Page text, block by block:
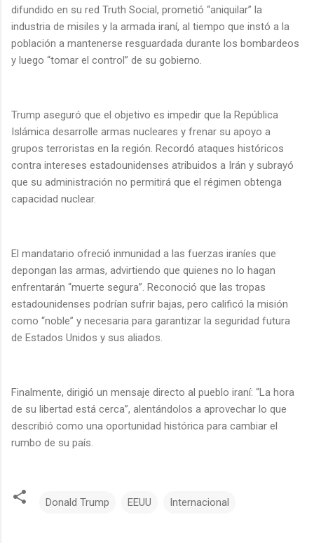
difundido en su red Truth Social, prometió “aniquilar” la
industria de misiles y la armada iraní, al tiempo que instó a la
población a mantenerse resguardada durante los bombardeos
y luego “tomar el control” de su gobierno.
Trump aseguró que el objetivo es impedir que la República
Islámica desarrolle armas nucleares y frenar su apoyo a
grupos terroristas en la región. Recordó ataques históricos
contra intereses estadounidenses atribuidos a Irán y subrayó
que su administración no permitirá que el régimen obtenga
capacidad nuclear.
El mandatario ofreció inmunidad a las fuerzas iraníes que
depongan las armas, advirtiendo que quienes no lo hagan
enfrentarán “muerte segura”. Reconoció que las tropas
estadounidenses podrían sufrir bajas, pero calificó la misión
como “noble” y necesaria para garantizar la seguridad futura
de Estados Unidos y sus aliados.
Finalmente, dirigió un mensaje directo al pueblo iraní: “La hora
de su libertad está cerca”, alentándolos a aprovechar lo que
describió como una oportunidad histórica para cambiar el
rumbo de su país.
Donald Trump EEUU Internacional